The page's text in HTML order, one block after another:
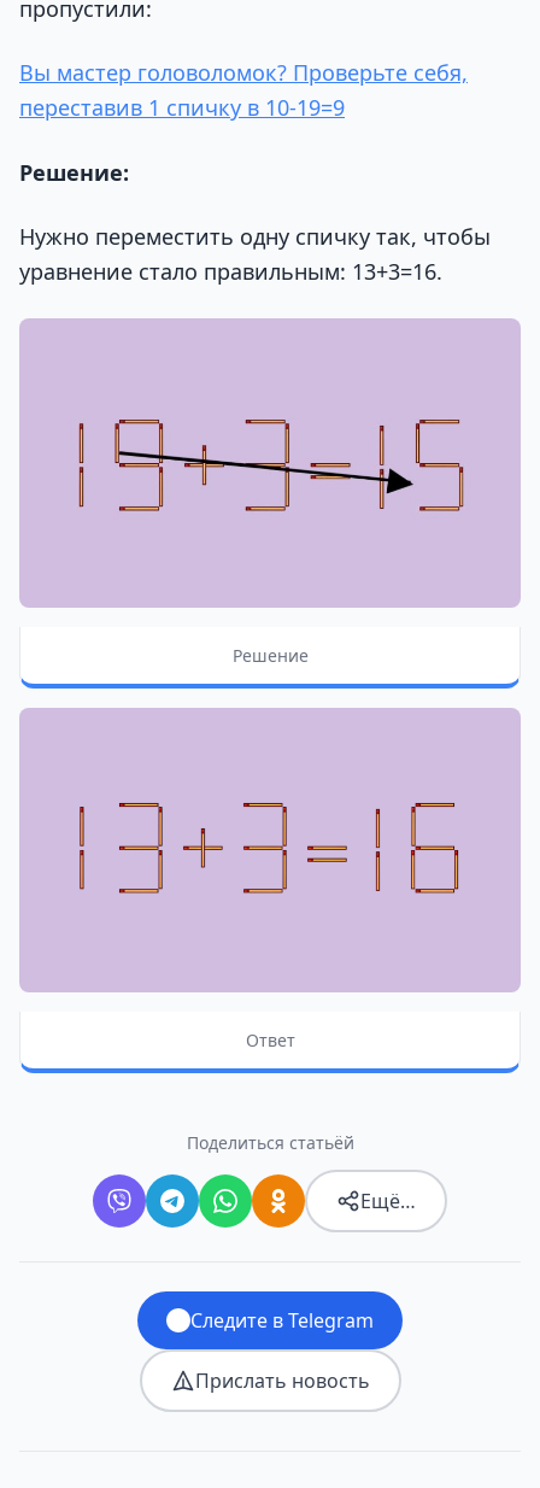
пропустили:
Вы мастер головоломок? Проверьте себя,
переставив 1 спичку в 10-19=9
Решение:
Нужно переместить одну спичку так, чтобы
уравнение стало правильным: 13+3=16.
Решение
Ответ
Поделиться статьёй
Ещё…
Следите в Telegram
Прислать новость